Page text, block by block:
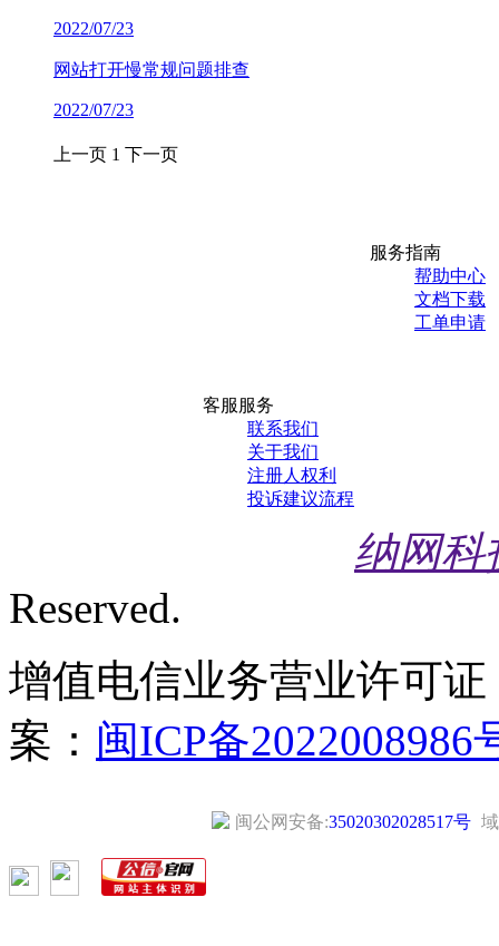
2022/07/23
网站打开慢常规问题排查
2022/07/23
上一页 1 下一页
服务指南
帮助中心
文档下载
工单申请
客服服务
联系我们
关于我们
注册人权利
投诉建议流程
纳网
Reserved.
增值电信业务营业许可证
案： 闽ICP备2022008986
闽公网安备:35020302028517号